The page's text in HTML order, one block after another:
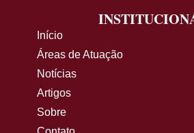
Início
Áreas de Atuação
Notícias
Artigos
Sobre